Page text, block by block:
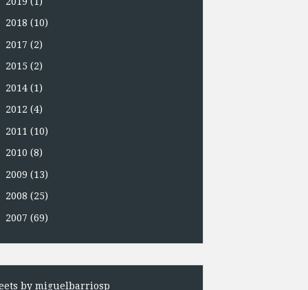
2018 (10)
2017 (2)
2015 (2)
2014 (1)
2012 (4)
2011 (10)
2010 (8)
2009 (13)
2008 (25)
2007 (69)
by miguelbarriosp